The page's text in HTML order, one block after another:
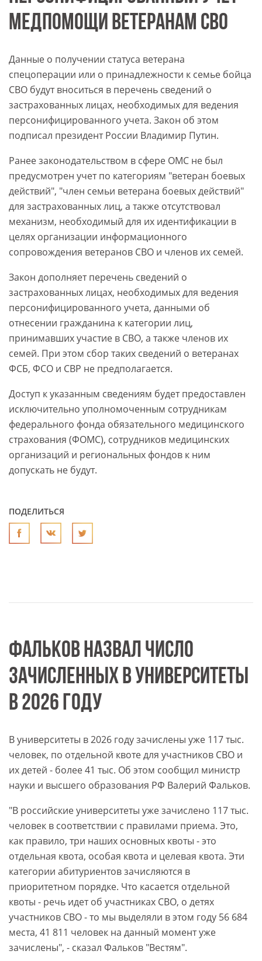
МЕДПОМОЩИ ВЕТЕРАНАМ СВО
Данные о получении статуса ветерана
спецоперации или о принадлежности к семье бойца
СВО будут вноситься в перечень сведений о
застрахованных лицах, необходимых для ведения
персонифицированного учета. Закон об этом
подписал президент России Владимир Путин.
Ранее законодательством в сфере ОМС не был
предусмотрен учет по категориям "ветеран боевых
действий", "член семьи ветерана боевых действий"
для застрахованных лиц, а также отсутствовал
механизм, необходимый для их идентификации в
целях организации информационного
сопровождения ветеранов СВО и членов их семей.
Закон дополняет перечень сведений о
застрахованных лицах, необходимых для ведения
персонифицированного учета, данными об
отнесении гражданина к категории лиц,
принимавших участие в СВО, а также членов их
семей. При этом сбор таких сведений о ветеранах
ФСБ, ФСО и СВР не предполагается.
Доступ к указанным сведениям будет предоставлен
исключительно уполномоченным сотрудникам
федерального фонда обязательного медицинского
страхования (ФОМС), сотрудников медицинских
организаций и региональных фондов к ним
допускать не будут.
ПОДЕЛИТЬСЯ
ФАЛЬКОВ НАЗВАЛ ЧИСЛО
ЗАЧИСЛЕННЫХ В УНИВЕРСИТЕТЫ
В 2026 ГОДУ
В университеты в 2026 году зачислены уже 117 тыс.
человек, по отдельной квоте для участников СВО и
их детей - более 41 тыс. Об этом сообщил министр
науки и высшего образования РФ Валерий Фальков.
"В российские университеты уже зачислено 117 тыс.
человек в соответствии с правилами приема. Это,
как правило, три наших основных квоты - это
отдельная квота, особая квота и целевая квота. Эти
категории абитуриентов зачисляются в
приоритетном порядке. Что касается отдельной
квоты - речь идет об участниках СВО, о детях
участников СВО - то мы выделяли в этом году 56 684
места, 41 811 человек на данный момент уже
зачислены", - сказал Фальков "Вестям".